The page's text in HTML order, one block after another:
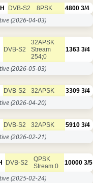
H DVB-S2 8PSK 4800 3/4
(2026-04-03)
DVB-S2
32APSK
Stream
254;0
1363 3/4
(2026-05-03)
DVB-S2 32APSK 3309 3/4
(2026-04-20)
DVB-S2 32APSK 5910 3/4
(2026-02-21)
DVB-S2
QPSK
Stream 0
10000 3/5
(2025-02-24)